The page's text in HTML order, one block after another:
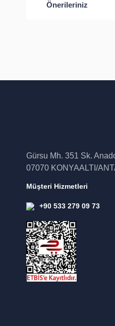
Önerileriniz
Gürsu Mh. 351 Sk.
07070 KONYAALTI/
Müşteri Hizmetleri
+90 533 279 09 73